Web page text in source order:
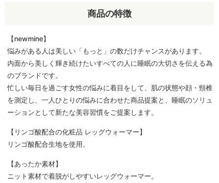
商品の特徴
【newmine】
悩みがある人は美しい「もっと」の数だけチャンスがあります。
内面から美しく輝き続けたいすべての人に睡眠の大切さを伝える為
のブランドです。
忙しい毎日を過ごす女性の悩みに着目をして、肌の状態や顔・頸椎
を測定し、一人ひとりの悩みに合わせた商品提案と、睡眠のソリュ
ーションとして新たな美容習慣をご提案します。
【リンゴ酸配合の化粧品 レッグウォーマー】
リンゴ酸配合生地を使用。
【あったか素材】
ニット素材で着脱がしやすいレッグウォーマー。